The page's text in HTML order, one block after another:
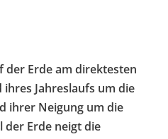
der Erde am direktesten
Jahreslaufs um die
ihrer Neigung um die
der Erde neigt die